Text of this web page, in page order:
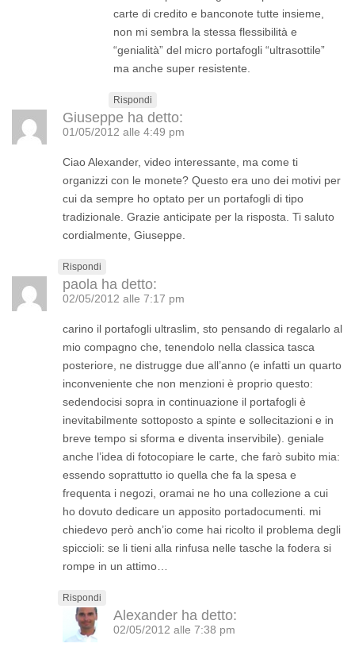
carte di credito e banconote tutte insieme,
non mi sembra la stessa flessibilità e
“genialità” del micro portafogli “ultrasottile”
ma anche super resistente.
Rispondi
Giuseppe ha detto:
01/05/2012 alle 4:49 pm
Ciao Alexander, video interessante, ma come ti
organizzi con le monete? Questo era uno dei motivi per
cui da sempre ho optato per un portafogli di tipo
tradizionale. Grazie anticipate per la risposta. Ti saluto
cordialmente, Giuseppe.
Rispondi
paola ha detto:
02/05/2012 alle 7:17 pm
carino il portafogli ultraslim, sto pensando di regalarlo al
mio compagno che, tenendolo nella classica tasca
posteriore, ne distrugge due all’anno (e infatti un quarto
inconveniente che non menzioni è proprio questo:
sedendocisi sopra in continuazione il portafogli è
inevitabilmente sottoposto a spinte e sollecitazioni e in
breve tempo si sforma e diventa inservibile). geniale
anche l’idea di fotocopiare le carte, che farò subito mia:
essendo soprattutto io quella che fa la spesa e
frequenta i negozi, oramai ne ho una collezione a cui
ho dovuto dedicare un apposito portadocumenti. mi
chiedevo però anch’io come hai ricolto il problema degli
spiccioli: se li tieni alla rinfusa nelle tasche la fodera si
rompe in un attimo…
Rispondi
Alexander ha detto:
02/05/2012 alle 7:38 pm